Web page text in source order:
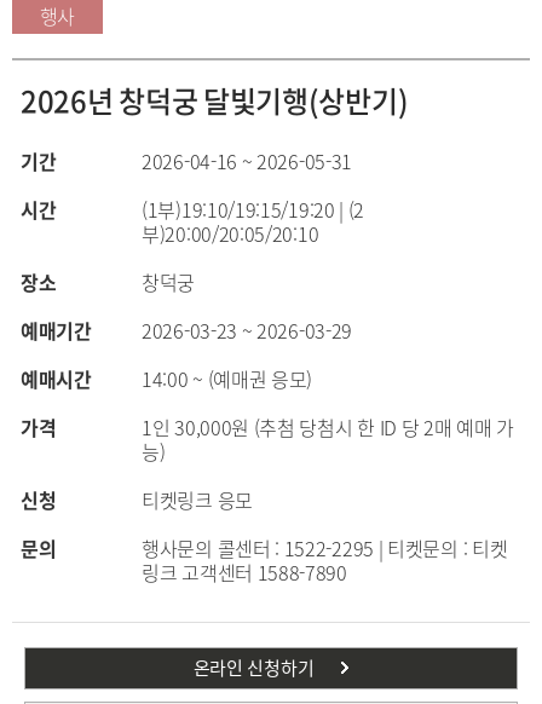
행사
2026년 창덕궁 달빛기행(상반기)
기간
2026-04-16 ~ 2026-05-31
시간
(1부)19:10/19:15/19:20 | (2
부)20:00/20:05/20:10
장소
창덕궁
예매기간
2026-03-23 ~ 2026-03-29
예매시간
14:00 ~ (예매권 응모)
가격
1인 30,000원 (추첨 당첨시 한 ID 당 2매 예매 가
능)
신청
티켓링크 응모
문의
행사문의 콜센터 : 1522-2295 | 티켓문의 : 티켓
링크 고객센터 1588-7890
온라인 신청하기